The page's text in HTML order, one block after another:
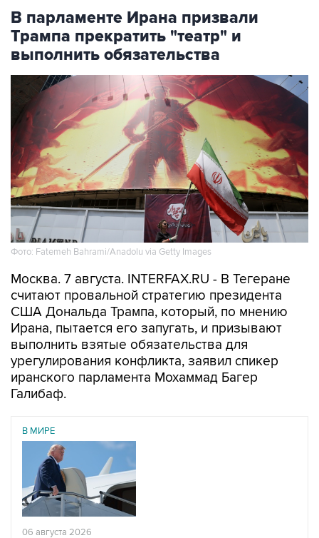
В парламенте Ирана призвали
Трампа прекратить "театр" и
выполнить обязательства
Фото: Fatemeh Bahrami/Anadolu via Getty Images
Москва. 7 августа. INTERFAX.RU - В Тегеране
считают провальной стратегию президента
США Дональда Трампа, который, по мнению
Ирана, пытается его запугать, и призывают
выполнить взятые обязательства для
урегулирования конфликта, заявил спикер
иранского парламента Мохаммад Багер
Галибаф.
В МИРЕ
06 августа 2026